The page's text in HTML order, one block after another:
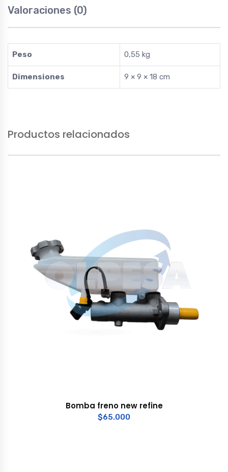
Valoraciones (0)
Peso 0,55 kg
Dimensiones 9 × 9 × 18 cm
Productos relacionados
Bomba freno new refine
$65.000